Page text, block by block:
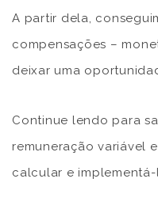
A partir dela,
compensações –
deixar uma
Continue lendo para
remuneração variável
calcular e implementá-